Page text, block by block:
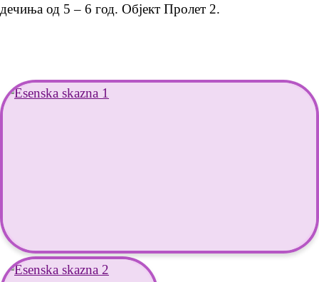
дечиња од 5 – 6 год. Објект Пролет 2.